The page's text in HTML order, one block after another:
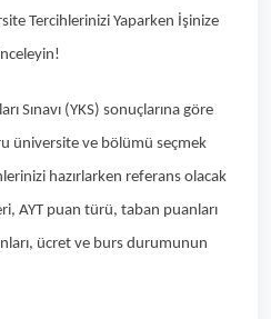
Tercihlerinizi Yaparken İşinize
Sınavı (YKS) sonuçlarına göre
üniversite ve bölümü seçmek
hazırlarken referans olacak
AYT puan türü, taban puanları
ücret ve burs durumunun